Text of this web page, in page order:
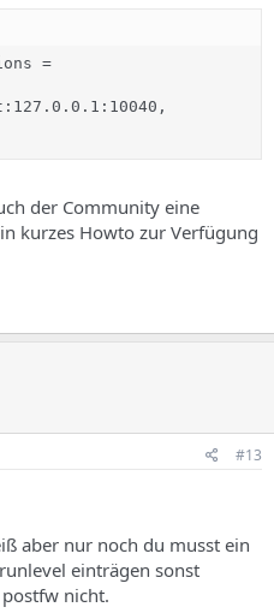
=
der Community eine
kurzes Howto zur Verfügung
#13
aber nur noch du musst ein
einträgen sonst
nicht.